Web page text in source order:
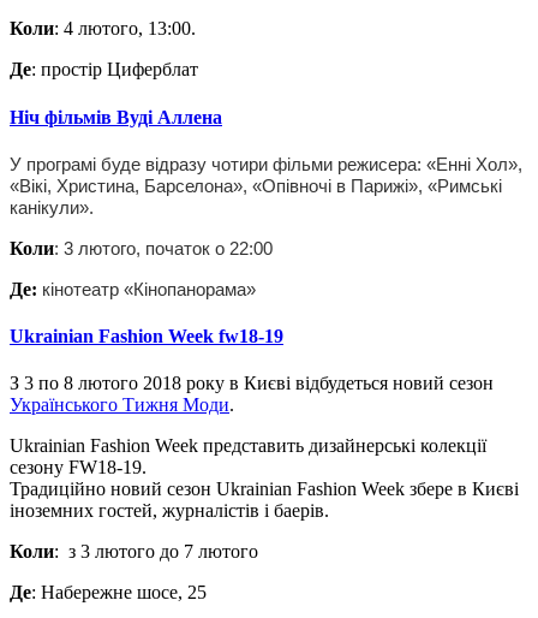
Коли: 4 лютого, 13:00.
Де: простір Циферблат
Ніч фільмів Вуді Аллена
У програмі буде відразу чотири фільми режисера: «Енні Хол»,
«Вікі, Христина, Барселона», «Опівночі в Парижі», «Римські
канікули».
Коли: 3 лютого, початок о 22:00
Де: кінотеатр «Кінопанорама»
Ukrainian Fashion Week fw18-19
З 3 по 8 лютого 2018 року в Києві відбудеться новий сезон
Українського Тижня Моди.
Ukrainian Fashion Week представить дизайнерські колекції
сезону FW18-19.
Традиційно новий сезон Ukrainian Fashion Week збере в Києві
іноземних гостей, журналістів і баерів.
Коли: з 3 лютого до 7 лютого
Де: Набережне шосе, 25